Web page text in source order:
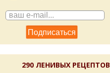
290 ЛЕНИВЫХ РЕЦЕПТОВ